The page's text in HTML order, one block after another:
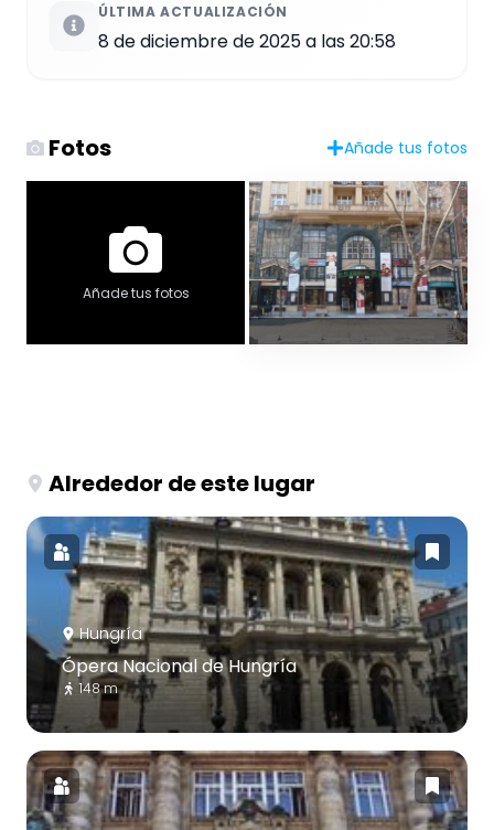
ÚLTIMA ACTUALIZACIÓN
8 de diciembre de 2025 a las 20:58
Fotos Añade tus fotos
Añade tus fotos
Alrededor de este lugar
Hungría
Ópera Nacional de Hungría
148 m